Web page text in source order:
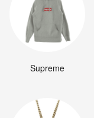
Supreme